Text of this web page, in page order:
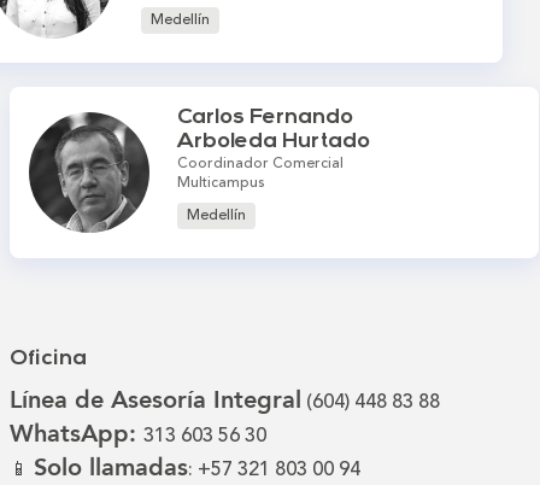
Medellín
Carlos Fernando
Arboleda Hurtado
Coordinador Comercial
Multicampus
Medellín
Oficina
Línea de Asesoría Integral (604) 448 83 88
WhatsApp: 313 603 56 30
📱 Solo llamadas: +57 321 803 00 94